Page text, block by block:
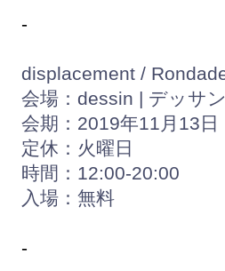
-
displacement /
会場：dessin | デッサ
会期：2019年11月13
定休：火曜日
時間：12:00-20:00
入場：無料
-